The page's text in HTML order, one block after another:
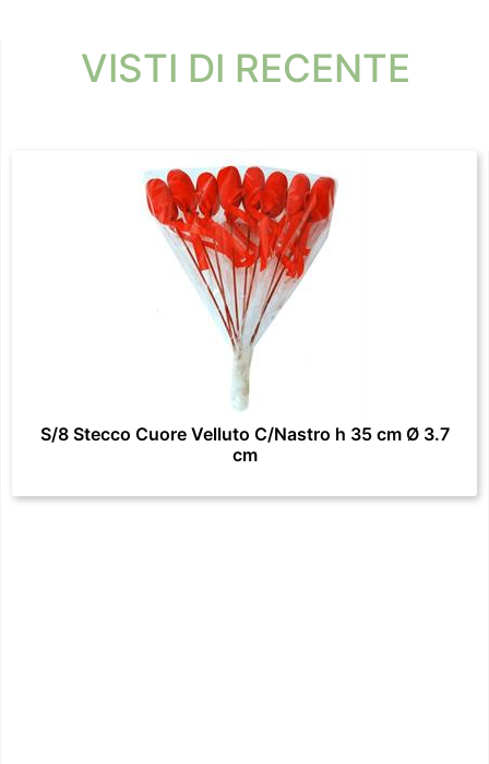
VISTI DI RECENTE
S/8 Stecco Cuore Velluto C/Nastro h 35 cm Ø 3.7
cm